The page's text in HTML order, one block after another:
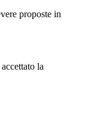
proposte in
la